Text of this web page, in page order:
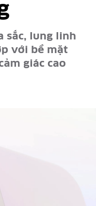
sắc, lung linh
với bề mặt
giác cao